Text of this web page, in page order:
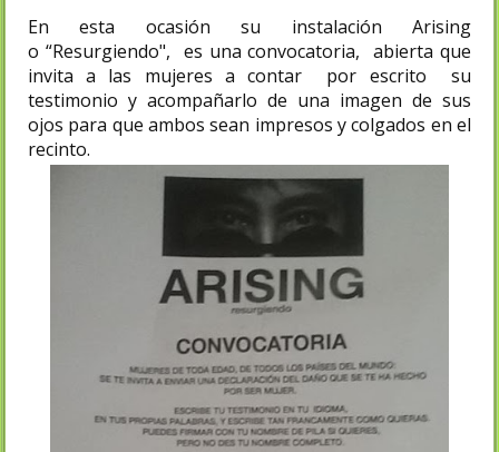
En esta ocasión su instalación Arising
o “Resurgiendo", es una convocatoria, abierta que
invita a las mujeres a contar por escrito su
testimonio y acompañarlo de una imagen de sus
ojos para que ambos sean impresos y colgados en el
recinto.